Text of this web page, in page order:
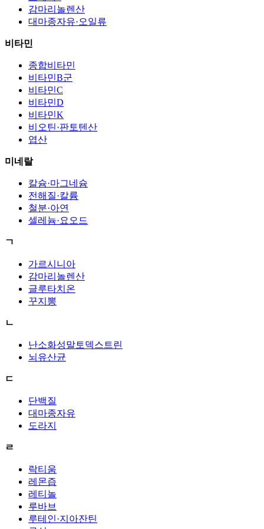
감마리놀렌산
대마종자유·오일류
비타민
종합비타민
비타민B군
비타민C
비타민D
비타민K
비오틴·판토텐산
엽산
미네랄
칼슘·마그네슘
전해질·칼륨
철분·아연
셀레늄·요오드
ㄱ
가르시니아
감마리놀렌산
글루타치온
꾸지뽕
ㄴ
난소화성말토덱스트린
뇌유산균
ㄷ
단백질
대마종자유
도라지
ㄹ
락티움
레몬즙
레티놀
루바브
루테인·지아잔틴